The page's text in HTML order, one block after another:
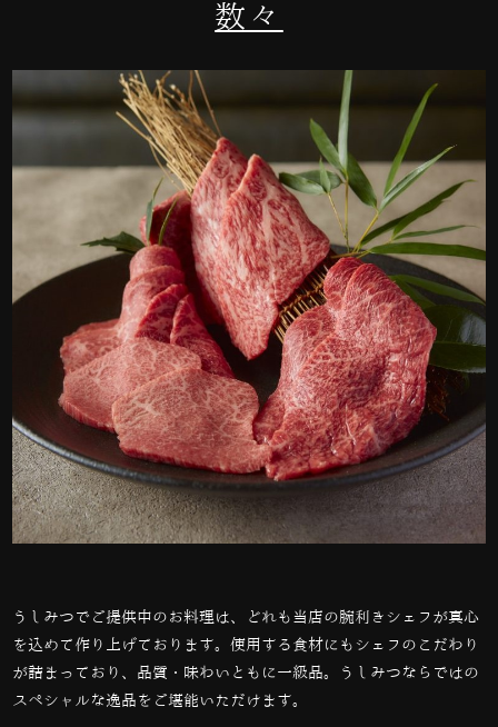
数々
うしみつでご提供中のお料理は、どれも当店の腕利きシェフが真心
を込めて作り上げております。使用する食材にもシェフのこだわり
が詰まっており、品質・味わいともに一級品。うしみつならではの
スペシャルな逸品をご堪能いただけます。